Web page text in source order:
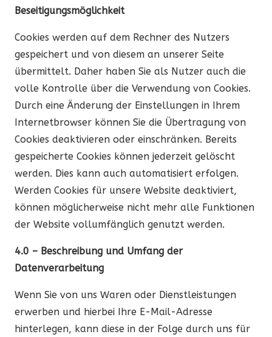
Beseitigungsmöglichkeit
Cookies werden auf dem Rechner des Nutzers
gespeichert und von diesem an unserer Seite
übermittelt. Daher haben Sie als Nutzer auch die
volle Kontrolle über die Verwendung von Cookies.
Durch eine Änderung der Einstellungen in Ihrem
Internetbrowser können Sie die Übertragung von
Cookies deaktivieren oder einschränken. Bereits
gespeicherte Cookies können jederzeit gelöscht
werden. Dies kann auch automatisiert erfolgen.
Werden Cookies für unsere Website deaktiviert,
können möglicherweise nicht mehr alle Funktionen
der Website vollumfänglich genutzt werden.
4.0 – Beschreibung und Umfang der
Datenverarbeitung
Wenn Sie von uns Waren oder Dienstleistungen
erwerben und hierbei Ihre E-Mail-Adresse
hinterlegen, kann diese in der Folge durch uns für